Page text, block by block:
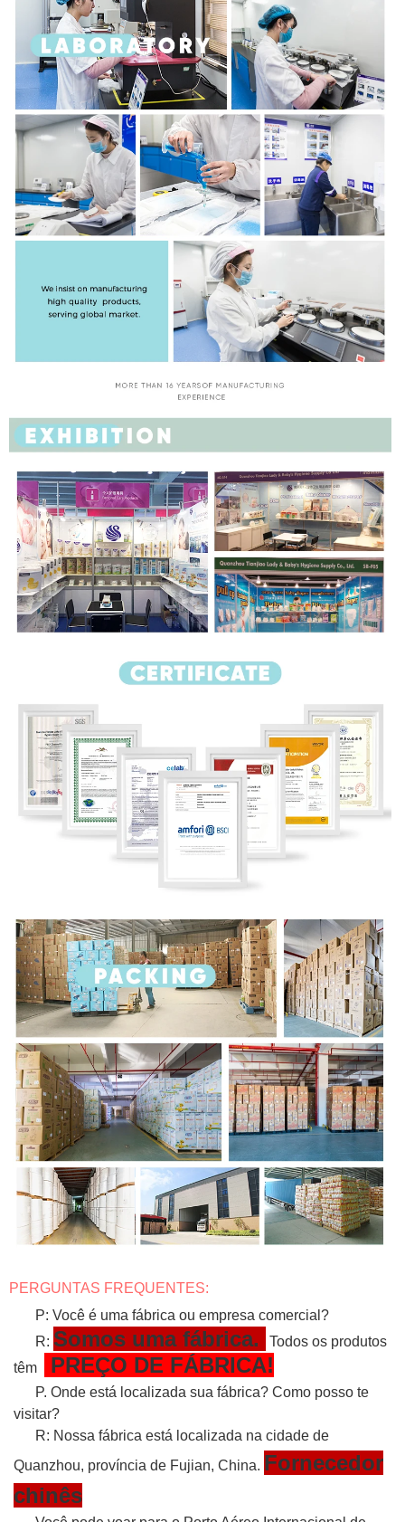
PERGUNTAS FREQUENTES:
P: Você é uma fábrica ou empresa comercial?
R: Somos uma fábrica.
Todos os produtos
têm
PREÇO DE FÁBRICA!
P. Onde está localizada sua fábrica? Como posso te
visitar?
R: Nossa fábrica está localizada na cidade de
Quanzhou, província de Fujian, China. Fornecedor
chinês